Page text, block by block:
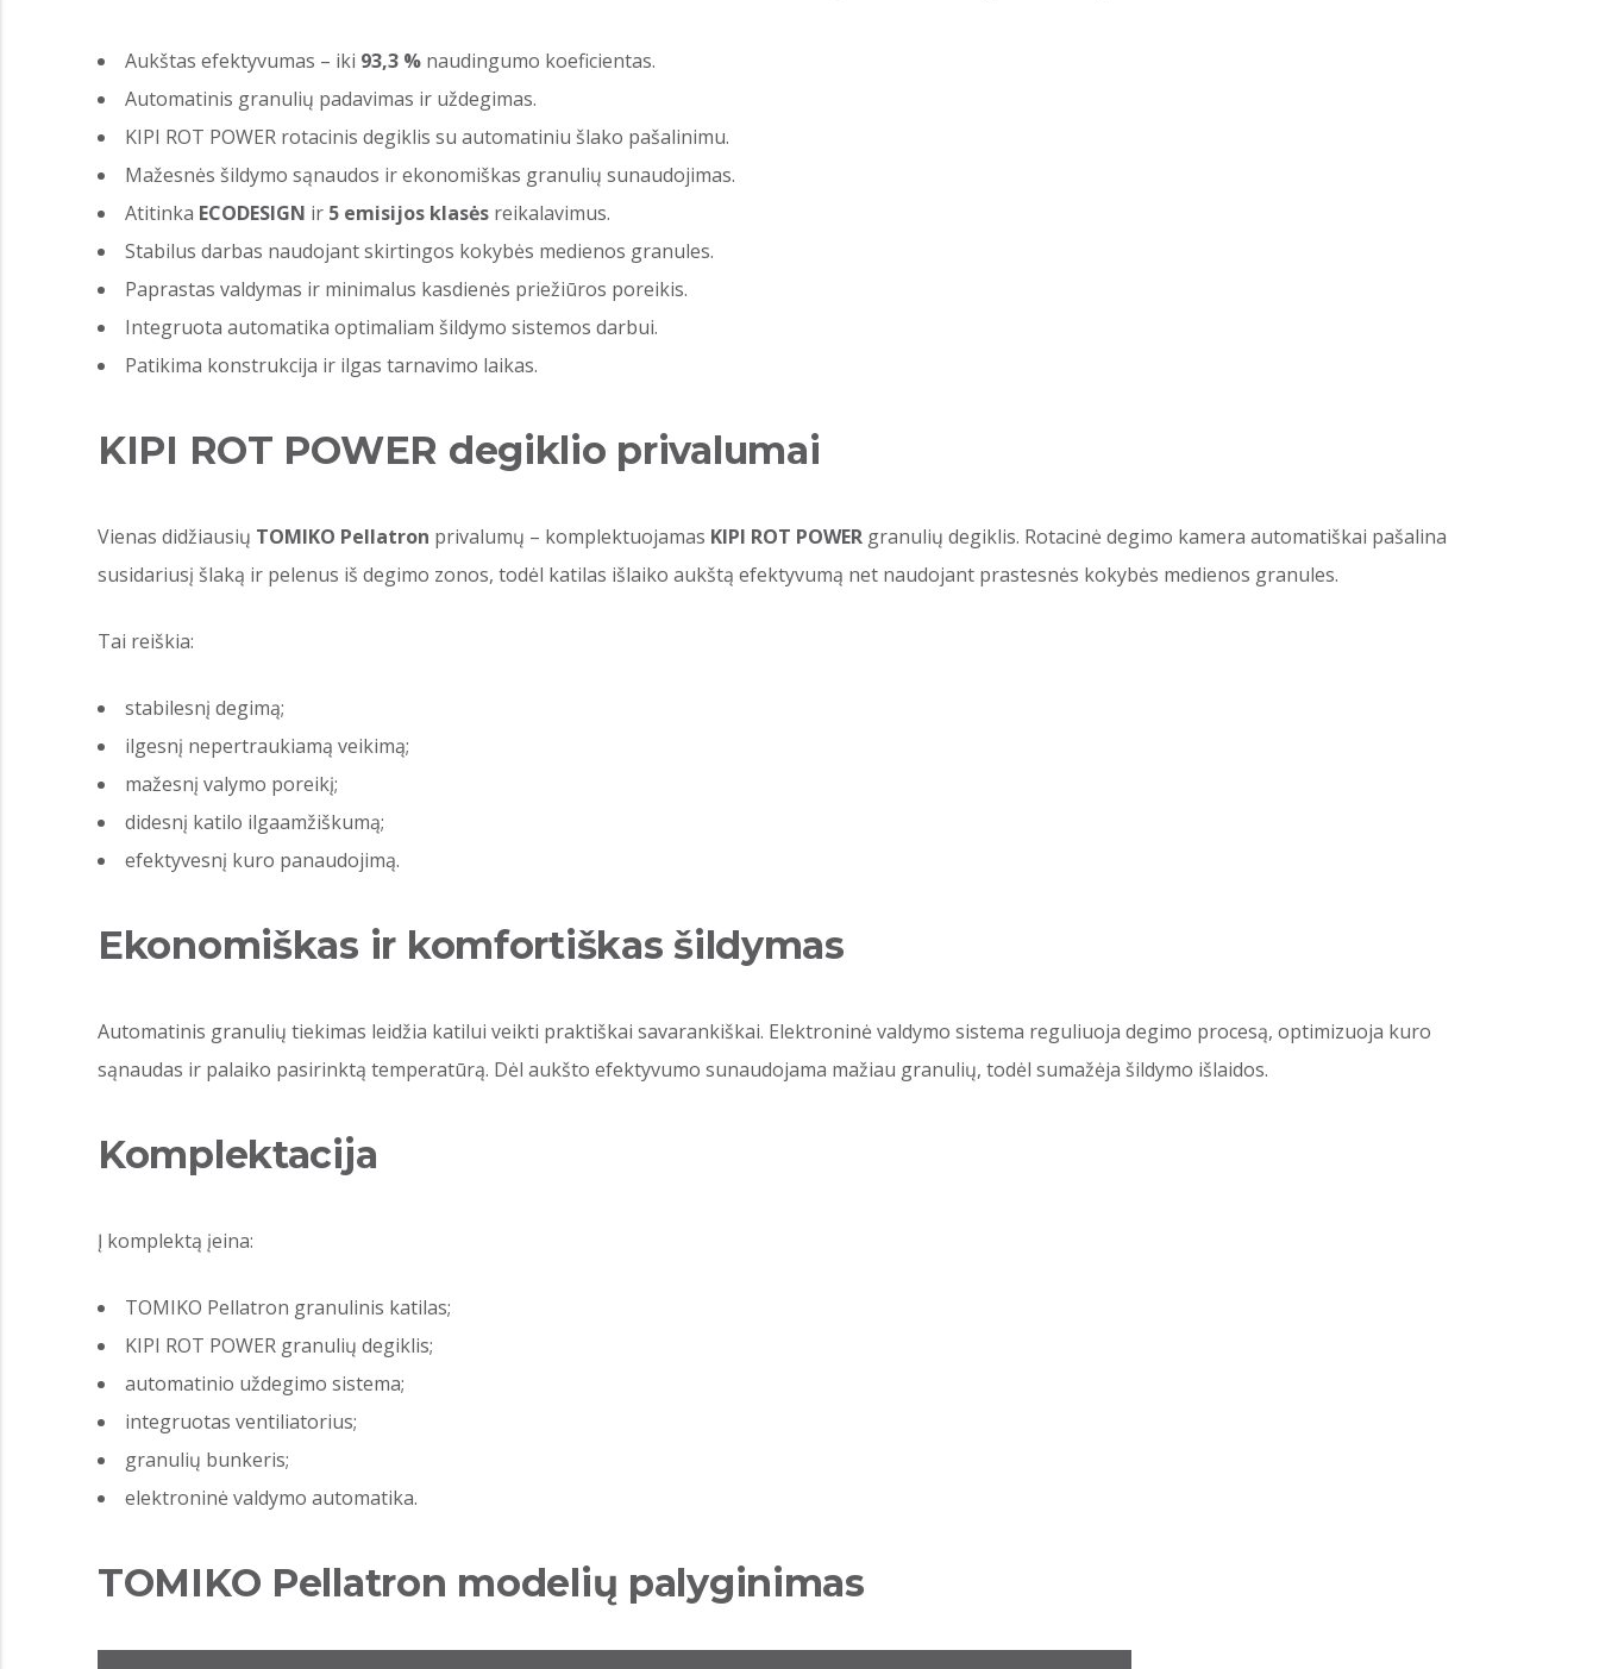
Aukštas efektyvumas – iki 93,3 % naudingumo koeficientas.
Automatinis granulių padavimas ir uždegimas.
KIPI ROT POWER rotacinis degiklis su automatiniu šlako pašalinimu.
Mažesnės šildymo sąnaudos ir ekonomiškas granulių sunaudojimas.
Atitinka ECODESIGN ir 5 emisijos klasės reikalavimus.
Stabilus darbas naudojant skirtingos kokybės medienos granules.
Paprastas valdymas ir minimalus kasdienės priežiūros poreikis.
Integruota automatika optimaliam šildymo sistemos darbui.
Patikima konstrukcija ir ilgas tarnavimo laikas.
KIPI ROT POWER degiklio privalumai
Vienas didžiausių TOMIKO Pellatron privalumų – komplektuojamas KIPI ROT POWER granulių degiklis. Rotacinė degimo kamera automatiškai pašalina
susidariusį šlaką ir pelenus iš degimo zonos, todėl katilas išlaiko aukštą efektyvumą net naudojant prastesnės kokybės medienos granules.
Tai reiškia:
stabilesnį degimą;
ilgesnį nepertraukiamą veikimą;
mažesnį valymo poreikį;
didesnį katilo ilgaamžiškumą;
efektyvesnį kuro panaudojimą.
Ekonomiškas ir komfortiškas šildymas
Automatinis granulių tiekimas leidžia katilui veikti praktiškai savarankiškai. Elektroninė valdymo sistema reguliuoja degimo procesą, optimizuoja kuro
sąnaudas ir palaiko pasirinktą temperatūrą. Dėl aukšto efektyvumo sunaudojama mažiau granulių, todėl sumažėja šildymo išlaidos.
Komplektacija
Į komplektą įeina:
TOMIKO Pellatron granulinis katilas;
KIPI ROT POWER granulių degiklis;
automatinio uždegimo sistema;
integruotas ventiliatorius;
granulių bunkeris;
elektroninė valdymo automatika.
TOMIKO Pellatron modelių palyginimas